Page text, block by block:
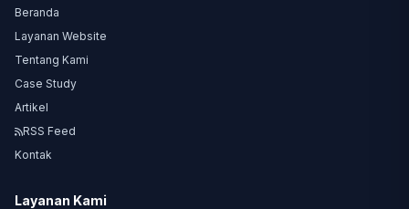
Beranda
Layanan Website
Tentang Kami
Case Study
Artikel
RSS Feed
Kontak
Layanan Kami